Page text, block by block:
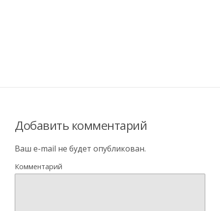
Добавить комментарий
Ваш e-mail не будет опубликован.
Комментарий